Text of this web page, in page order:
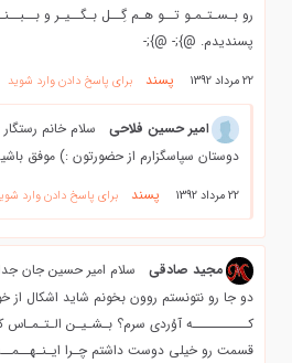
رو بـسـتـمـو تــو هـم گِــل بـگــیـر و
پسندیدم. @};- @};-
22 مرداد 1392 پسند برای پاسخ دادن وارد شوید
امیر حسین فلاحی
سلام خانم
دوستان سپاسگزارم از حضورتون :) موفق
22 مرداد 1392 پسند برای پاسخ دادن وارد
مجید صادقی
سلام امیر حسین جان
دو جا رو نتونستم روون بخونم شاید اشکال از
کــــــــــه آوُردی سرم؟ بـشـیـن
قسمت رو خیلی دوست داشتم چـرا